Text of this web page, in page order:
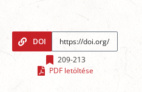
DOI
209-213
PDF letöltése